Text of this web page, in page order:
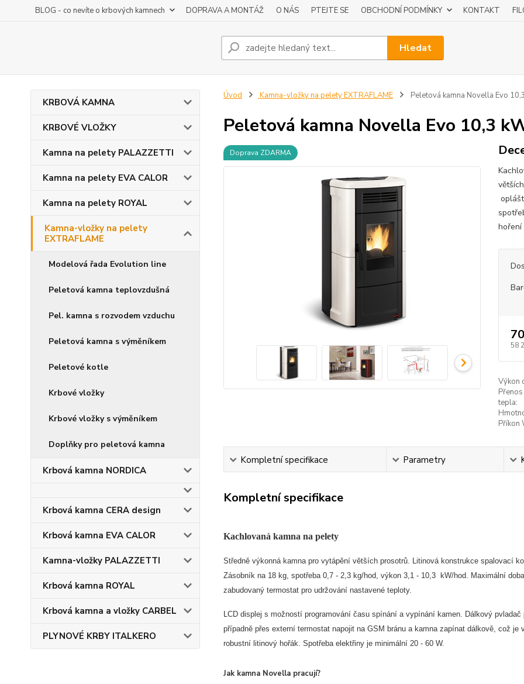
BLOG - co nevíte o krbových kamnech DOPRAVA A MONTÁŽ O NÁS PTEJTE SE OBCHODNÍ PODMÍNKY KONTAKT
Hledat
KRBOVÁ KAMNA
KRBOVÉ VLOŽKY
Kamna na pelety PALAZZETTI
Kamna na pelety EVA CALOR
Kamna na pelety ROYAL
Kamna-vložky na pelety
EXTRAFLAME
Modelová řada Evolution line
Peletová kamna teplovzdušná
Pel. kamna s rozvodem vzduchu
Peletová kamna s výměníkem
Peletové kotle
Krbové vložky
Krbové vložky s výměníkem
Doplňky pro peletová kamna
Krbová kamna NORDICA
Krbová kamna CERA design
Krbová kamna EVA CALOR
Kamna-vložky PALAZZETTI
Krbová kamna ROYAL
Krbová kamna a vložky CARBEL
PLYNOVÉ KRBY ITALKERO
Úvod Kamna-vložky na pelety EXTRAFLAME Peletová kamna Novella Evo
Peletová kamna Novella Evo 10,3
Doprava ZDARMA
hoření
58
Výkon
Přenos
tepla:
Příkon
Kompletní specifikace Parametry
Kompletní specifikace
Kachlovaná kamna na pelety
Středně výkonná kamna pro vytápění větších prosotrů. Litinová konstrukce spalovací
Zásobník na 18 kg, spotřeba 0,7 - 2,3 kg/hod, výkon 3,1 - 10,3 kW/hod. Maximální
zabudovaný termostat pro udržování nastavené teploty.
LCD displej s možností programování času spínání a vypínání kamen. Dálkový
případně přes externí termostat napojit na GSM bránu a kamna zapínat dálkově, což
robustní litinový hořák. Spotřeba elektřiny je minimální 20 - 60 W.
Jak kamna Novella pracují?